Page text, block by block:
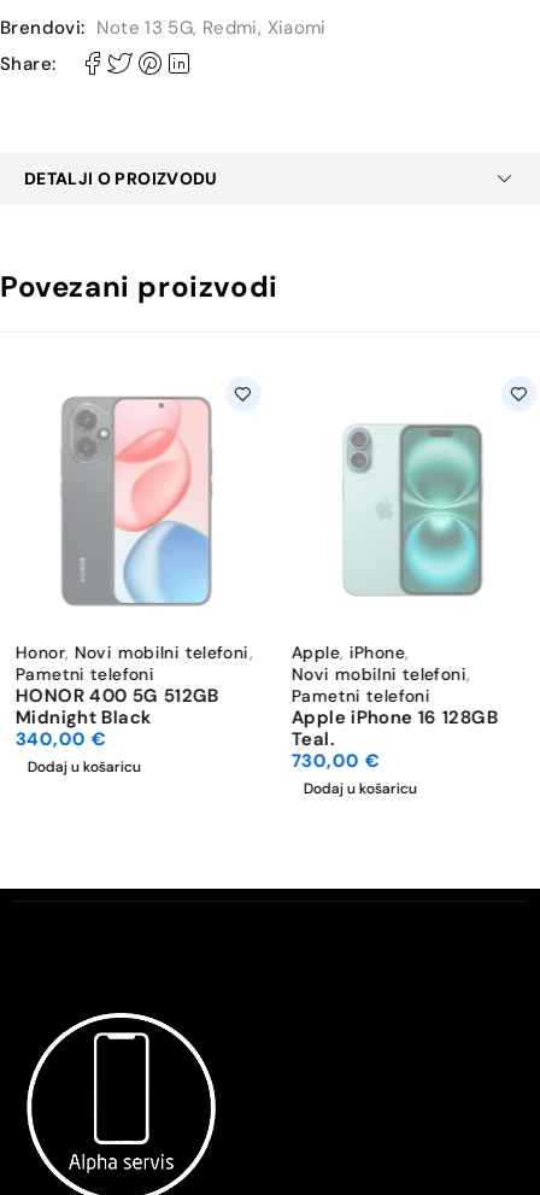
Brendovi: Note 13 5G, Redmi, Xiaomi
Share:
DETALJI O PROIZVODU
Povezani proizvodi
Honor, Novi mobilni telefoni,
Pametni telefoni
HONOR 400 5G 512GB
Midnight Black
340,00 €
Dodaj u košaricu
Apple, iPhone,
Novi mobilni telefoni,
Pametni telefoni
Apple iPhone 16 128GB
Teal.
730,00 €
Dodaj u košaricu